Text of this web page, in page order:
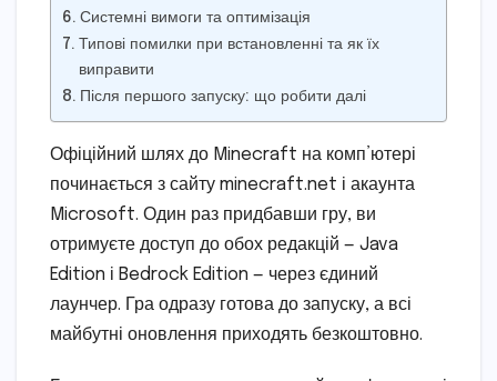
Системні вимоги та оптимізація
Типові помилки при встановленні та як їх
виправити
Після першого запуску: що робити далі
Офіційний шлях до Minecraft на комп’ютері
починається з сайту minecraft.net і акаунта
Microsoft. Один раз придбавши гру, ви
отримуєте доступ до обох редакцій — Java
Edition і Bedrock Edition — через єдиний
лаунчер. Гра одразу готова до запуску, а всі
майбутні оновлення приходять безкоштовно.